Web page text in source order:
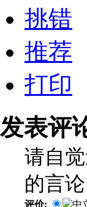
挑错
推荐
打印
发表评
请自
的言论
评价: 中